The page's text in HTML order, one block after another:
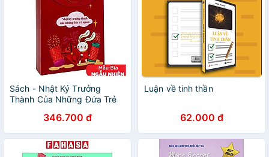
Sách - Nhật Ký Trưởng
Thành Của Những Đứa Trẻ
346.700 đ
Luận về tinh thần
62.000 đ